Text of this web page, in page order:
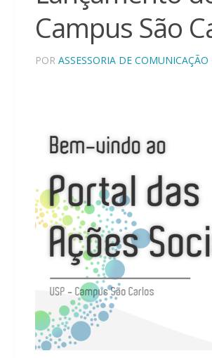
Campus São
POR ASSESSORIA DE COMUNICAÇÃO